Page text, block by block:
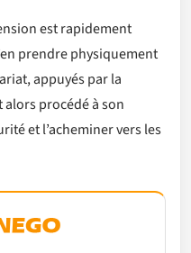
est rapidement
prendre physiquement
appuyés par la
alors procédé à son
et l’acheminer vers les